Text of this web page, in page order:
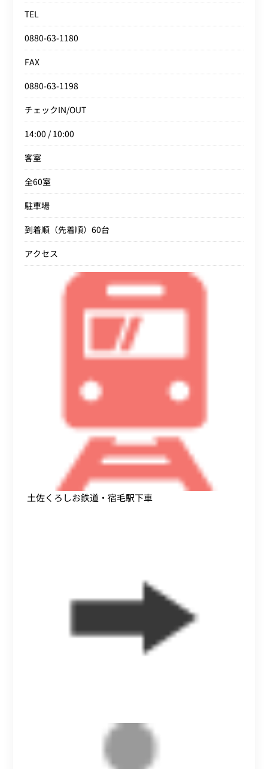
TEL
0880-63-1180
FAX
0880-63-1198
チェックIN/OUT
14:00 / 10:00
客室
全60室
駐車場
到着順（先着順）60台
アクセス
土佐くろしお鉄道・宿毛駅下車